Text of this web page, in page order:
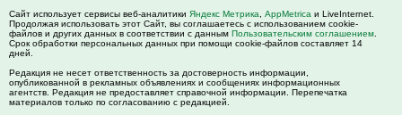
Сайт использует сервисы веб-аналитики Яндекс Метрика AppMetrica и LiveInternet.
Продолжая использовать этот Сайт, вы соглашаетесь с использованием cookie-
файлов и других данных в соответствии с данным Пользовательским соглашением
Срок обработки персональных данных при помощи cookie-файлов составляет 14
дней.
Редакция не несет ответственность за достоверность информации,
опубликованной в рекламных объявлениях и сообщениях информационных
агентств. Редакция не предоставляет справочной информации. Перепечатка
материалов только по согласованию с редакцией.